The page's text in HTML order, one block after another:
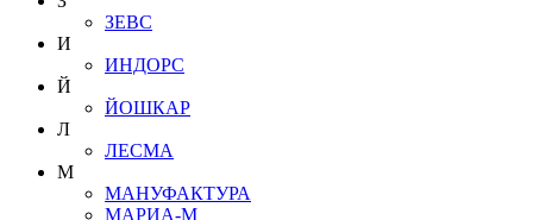
ЗЕВС
И
ИНДОРС
Й
ЙОШКАР
Л
ЛЕСМА
М
МАНУФАКТУРА
МАРИА-М